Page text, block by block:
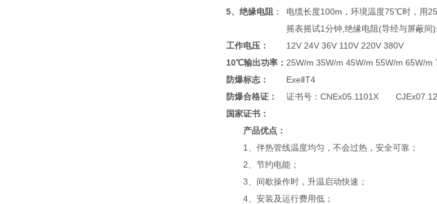
5、绝缘电阻 ：
电缆长度100m，环境温度75℃时，用
摇表摇试1分钟,绝缘电阻(导经与屏蔽
工作电压：
12V 24V 36V 110V 220V 380V
10℃输出功率： 25W/m 35W/m 45W/m 55W/m 65W/m
防爆标志：
ExeⅡT4
防爆合格证：
证书号：CNEx05.1101X
国家证书：
产品优点：
1、伴热管线温度均匀，不会过热，安全可靠；
2、节约电能；
3、间歇操作时，升温启动快速；
4、安装及运行费用低；